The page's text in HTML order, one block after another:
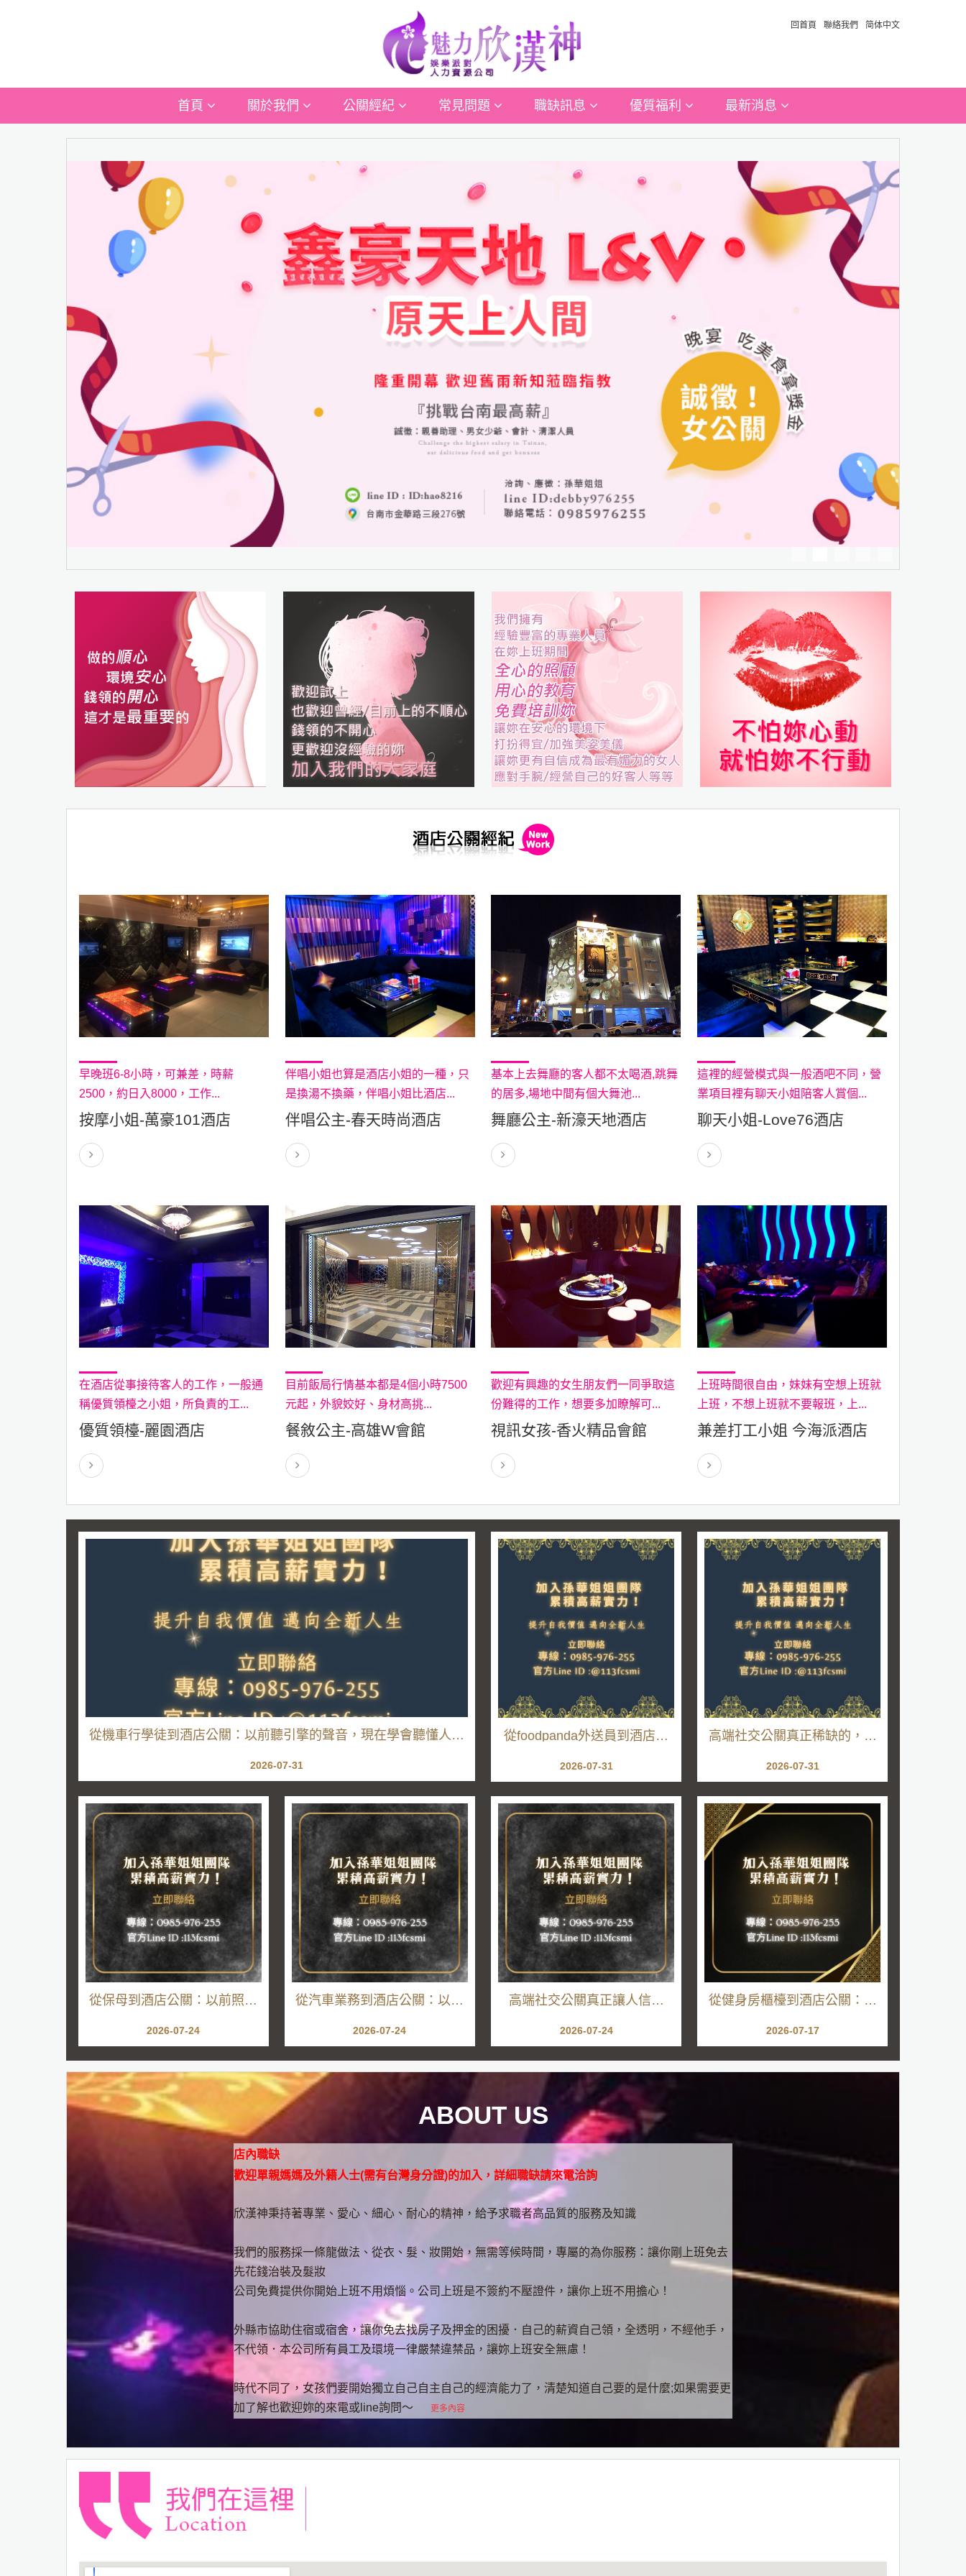
回首頁 聯絡我們 简体中文
首頁 關於我們 公關經紀 常見問題 職缺訊息 優質福利 最新消息
早晚班6-8小時，可兼差，時薪
2500，約日入8000，工作...
按摩小姐-萬豪101酒店
伴唱小姐也算是酒店小姐的一種，只
是換湯不換藥，伴唱小姐比酒店...
伴唱公主-春天時尚酒店
基本上去舞廳的客人都不太喝酒,跳舞
的居多,場地中間有個大舞池...
舞廳公主-新濠天地酒店
這裡的經營模式與一般酒吧不同，營
業項目裡有聊天小姐陪客人賞個...
聊天小姐-Love76酒店
在酒店從事接待客人的工作，一般通
稱優質領檯之小姐，所負責的工...
優質領檯-麗園酒店
目前飯局行情基本都是4個小時7500
元起，外貌姣好、身材高挑...
餐敘公主-高雄W會館
歡迎有興趣的女生朋友們一同爭取這
份難得的工作，想要多加瞭解可...
視訊女孩-香火精品會館
上班時間很自由，妹妹有空想上班就
上班，不想上班就不要報班，上...
兼差打工小姐 今海派酒店
從機車行學徒到酒店公關：以前聽引擎的聲音，現在學會聽懂人沒
2026-07-31
從foodpanda外送員到酒店公
在學會在每一段相處裡放慢腳
步
2026-07-31
高端社交公關真正稀缺的，不
2026-07-31
從保母到酒店公關：以前照顧
人沒說出口的情緒
2026-07-24
從汽車業務到酒店公關：以前
會理解每一個大人沒有說出口
的需求
2026-07-24
高端社交公關真正讓人信任
穩定
2026-07-24
從健身房櫃檯到酒店公關：以
得看見每個人的需要
2026-07-17
ABOUT US
店內職缺
歡迎單親媽媽及外籍人士(需有台灣身分證)的加入，詳細職缺請來電洽詢
欣漢神秉持著專業、愛心、細心、耐心的精神，給予求職者高品質的服務及知識
我們的服務採一條龍做法、從衣、髮、妝開始，無需等候時間，專屬的為你服務：讓你剛上班免去
先花錢治裝及髮妝
公司免費提供你開始上班不用煩惱。公司上班是不簽約不壓證件，讓你上班不用擔心！
外縣市協助住宿或宿舍，讓你免去找房子及押金的困擾．自己的薪資自己領，全透明，不經他手，
不代領．本公司所有員工及環境一律嚴禁違禁品，讓妳上班安全無慮！
時代不同了，女孩們要開始獨立自己自主自己的經濟能力了，清楚知道自己要的是什麼;如果需要更
加了解也歡迎妳的來電或line詢問～
更多內容